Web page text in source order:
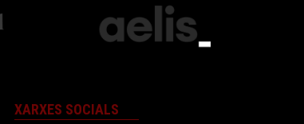
XARXES SOCIALS